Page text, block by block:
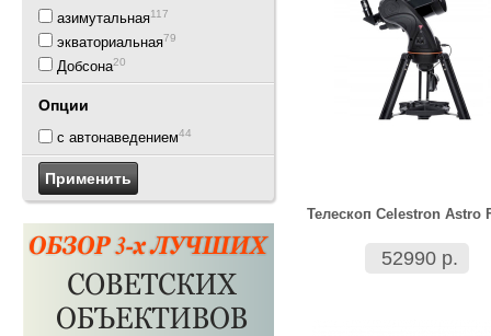
азимутальная117
экваториальная79
Добсона20
Опции
с автонаведением44
Телескоп Celestron Astro
52990 р.